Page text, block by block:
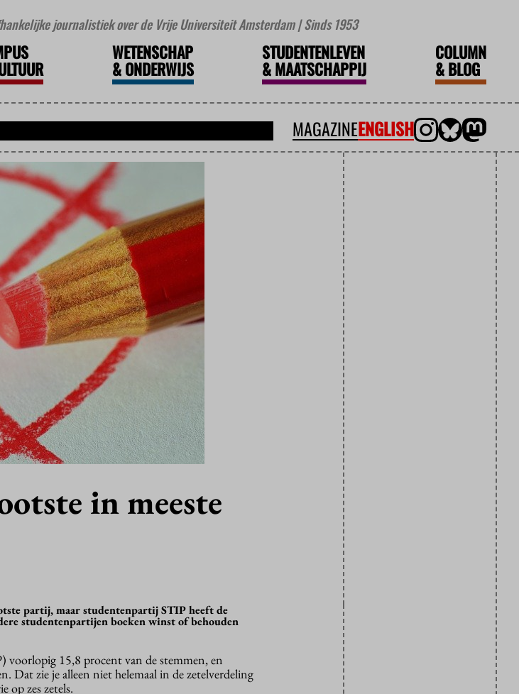
journalistiek over de Vrije Universiteit Amsterdam | Sinds 1953
WETENSCHAP
&ONDERWIJS
STUDENTENLEVEN
&MAATSCHAPPIJ
COLUMN
&BLOG
MAGAZINEENGLISH
in meeste
partij, maar studentenpartij STIP heeft de
studentenpartijen boeken winst of behouden
15,8 procent van de stemmen, en
Dat zie je alleen niet helemaal in de zetelverdeling
op zes zetels.